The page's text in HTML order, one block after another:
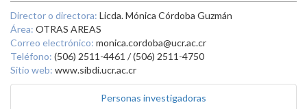
Director o directora: Licda. Mónica Córdoba Guzmán
Área: OTRAS AREAS
Correo electrónico: monica.cordoba@ucr.ac.cr
Teléfono: (506) 2511-4461 / (506) 2511-4750
Sitio web: www.sibdi.ucr.ac.cr
Personas investigadoras